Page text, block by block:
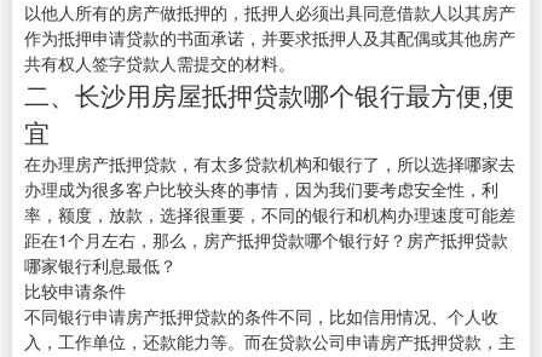
以他人所有的房产做抵押的，抵押人必须出具同意借款人以其房产
作为抵押申请贷款的书面承诺，并要求抵押人及其配偶或其他房产
共有权人签字贷款人需提交的材料。
二、长沙用房屋抵押贷款哪个银行最方便,便
宜
在办理房产抵押贷款，有太多贷款机构和银行了，所以选择哪家去
办理成为很多客户比较头疼的事情，因为我们要考虑安全性，利
率，额度，放款，选择很重要，不同的银行和机构办理速度可能差
距在1个月左右，那么，房产抵押贷款哪个银行好？房产抵押贷款
哪家银行利息最低？
比较申请条件
不同银行申请房产抵押贷款的条件不同，比如信用情况、个人收
入，工作单位，还款能力等。而在贷款公司申请房产抵押贷款，主